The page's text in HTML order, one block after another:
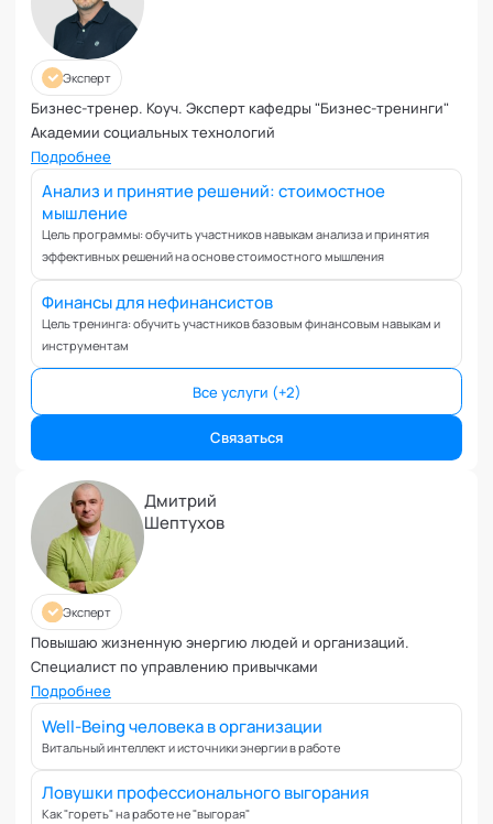
Эксперт
Бизнес-тренер. Коуч. Эксперт кафедры "Бизнес-тренинги"
Академии социальных технологий
Подробнее
Анализ и принятие решений: стоимостное
мышление
Цель программы: обучить участников навыкам анализа и принятия
эффективных решений на основе стоимостного мышления
Финансы для нефинансистов
Цель тренинга: обучить участников базовым финансовым навыкам и
инструментам
Все услуги (+2)
Связаться
Дмитрий
Шептухов
Эксперт
Повышаю жизненную энергию людей и организаций.
Специалист по управлению привычками
Подробнее
Well-Being человека в организации
Витальный интеллект и источники энергии в работе
Ловушки профессионального выгорания
Как "гореть" на работе не "выгорая"